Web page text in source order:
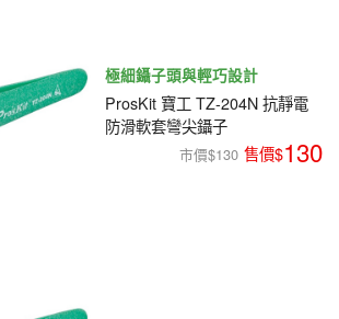
極細鑷子頭與輕巧設計
ProsKit 寶工 TZ-204N 抗靜電
防滑軟套彎尖鑷子
市價$130 130